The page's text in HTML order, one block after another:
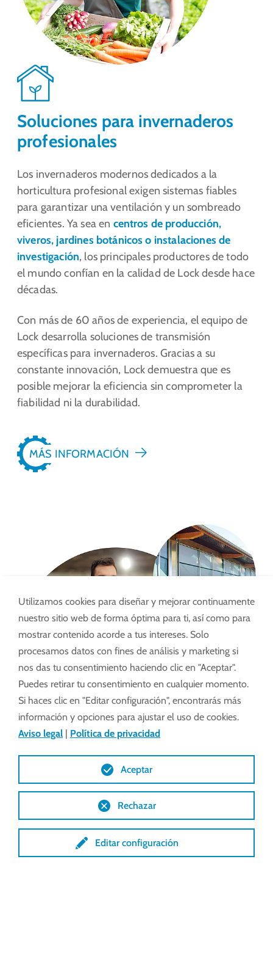
Soluciones para invernaderos
profesionales
Los invernaderos modernos dedicados a la
horticultura profesional exigen sistemas fiables
para garantizar una ventilación y un sombreado
eficientes. Ya sea en centros de producción,
viveros, jardines botánicos o instalaciones de
investigación, los principales productores de todo
el mundo confían en la calidad de Lock desde hace
décadas.
Con más de 60 años de experiencia, el equipo de
Lock desarrolla soluciones de transmisión
específicas para invernaderos. Gracias a su
constante innovación, Lock demuestra que es
posible mejorar la eficiencia sin comprometer la
fiabilidad ni la durabilidad.
MÁS INFORMACIÓN
Soluciones para instalaciones
ganaderas
Las explotaciones ganaderas actuales—
Utilizamos cookies para diseñar y mejorar continuamente
nuestro sitio web de forma óptima para ti, así como para
mostrar contenido acorde a tus intereses. Solo
procesamos datos con fines de análisis y marketing si
nos das tu consentimiento haciendo clic en "Aceptar".
Puedes retirar tu consentimiento en cualquier momento.
Si haces clic en "Editar configuración", encontrarás más
información y opciones para ajustar el uso de cookies.
Aviso legal | Política de privacidad
Editar configuración
Rechazar
Aceptar